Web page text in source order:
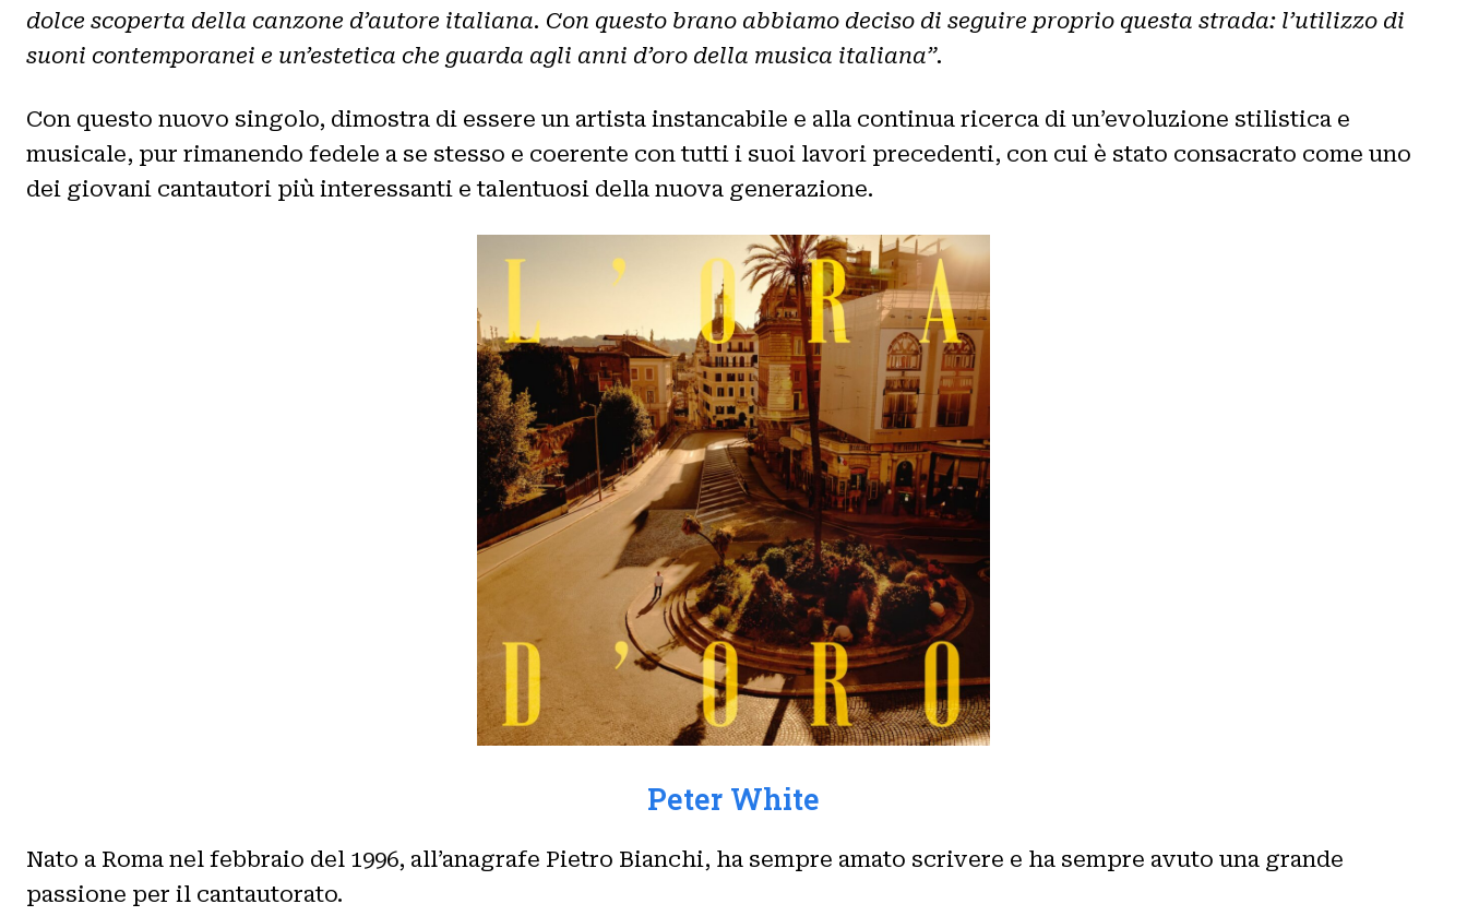
dolce scoperta della canzone d’autore italiana. Con questo brano abbiamo deciso di seguire proprio questa strada: l’utilizzo di
suoni contemporanei e un’estetica che guarda agli anni d’oro della musica italiana”.
Con questo nuovo singolo, dimostra di essere un artista instancabile e alla continua ricerca di un’evoluzione stilistica e
musicale, pur rimanendo fedele a se stesso e coerente con tutti i suoi lavori precedenti, con cui è stato consacrato come uno
dei giovani cantautori più interessanti e talentuosi della nuova generazione.
Peter White
Nato a Roma nel febbraio del 1996, all’anagrafe Pietro Bianchi, ha sempre amato scrivere e ha sempre avuto una grande
passione per il cantautorato.